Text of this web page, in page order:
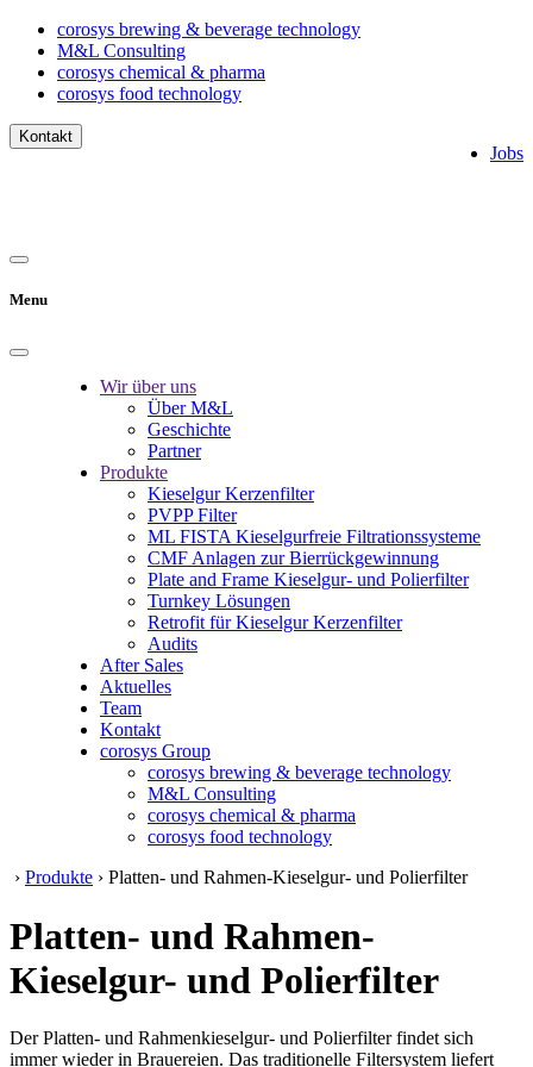
corosys brewing & beverage technology
M&L Consulting
corosys chemical & pharma
corosys food technology
Jobs
Kontakt
Menu
Wir über uns
Über M&L
Geschichte
Partner
Produkte
Kieselgur Kerzenfilter
PVPP Filter
ML FISTA Kieselgurfreie Filtrationssysteme
CMF Anlagen zur Bierrückgewinnung
Plate and Frame Kieselgur- und Polierfilter
Turnkey Lösungen
Retrofit für Kieselgur Kerzenfilter
Audits
After Sales
Aktuelles
Team
Kontakt
corosys Group
corosys brewing & beverage technology
M&L Consulting
corosys chemical & pharma
corosys food technology
› Produkte › Platten- und Rahmen-Kieselgur- und Polierfilter
Platten- und Rahmen-
Kieselgur- und Polierfilter
Der Platten- und Rahmenkieselgur- und Polierfilter findet sich
immer wieder in Brauereien. Das traditionelle Filtersystem liefert